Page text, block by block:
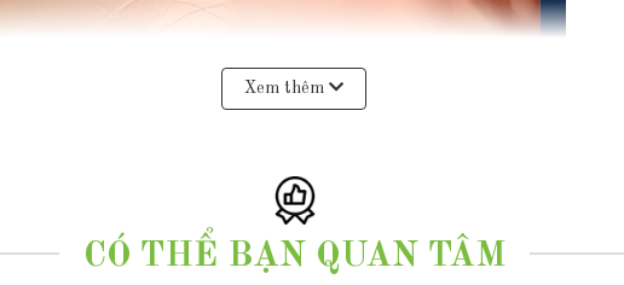
Xem thêm
CÓ THỂ BẠN QUAN TÂM